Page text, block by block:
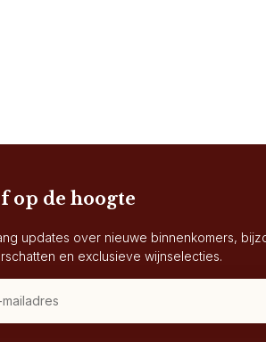
op de hoogte
updates over nieuwe binnenkomers,
en exclusieve wijnselecties.